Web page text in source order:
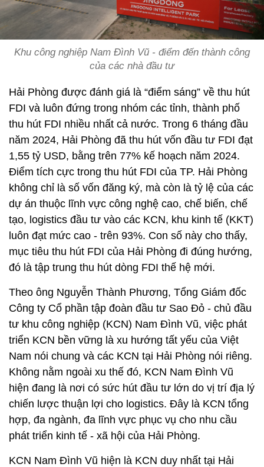
Khu công nghiệp Nam Đình Vũ - điểm đến thành công
của các nhà đầu tư
Hải Phòng được đánh giá là “điểm sáng” về thu hút
FDI và luôn đứng trong nhóm các tỉnh, thành phố
thu hút FDI nhiều nhất cả nước. Trong 6 tháng đầu
năm 2024, Hải Phòng đã thu hút vốn đầu tư FDI đạt
1,55 tỷ USD, bằng trên 77% kế hoạch năm 2024.
Điểm tích cực trong thu hút FDI của TP. Hải Phòng
không chỉ là số vốn đăng ký, mà còn là tỷ lệ của các
dự án thuộc lĩnh vực công nghệ cao, chế biến, chế
tạo, logistics đầu tư vào các KCN, khu kinh tế (KKT)
luôn đạt mức cao - trên 93%. Con số này cho thấy,
mục tiêu thu hút FDI của Hải Phòng đi đúng hướng,
đó là tập trung thu hút dòng FDI thế hệ mới.
Theo ông Nguyễn Thành Phương, Tổng Giám đốc
Công ty Cổ phần tập đoàn đầu tư Sao Đỏ - chủ đầu
tư khu công nghiệp (KCN) Nam Đình Vũ, việc phát
triển KCN bền vững là xu hướng tất yếu của Việt
Nam nói chung và các KCN tại Hải Phòng nói riêng.
Không nằm ngoài xu thế đó, KCN Nam Đình Vũ
hiện đang là nơi có sức hút đầu tư lớn do vị trí địa lý
chiến lược thuận lợi cho logistics. Đây là KCN tổng
hợp, đa ngành, đa lĩnh vực phục vụ cho nhu cầu
phát triển kinh tế - xã hội của Hải Phòng.
KCN Nam Đình Vũ hiện là KCN duy nhất tại Hải